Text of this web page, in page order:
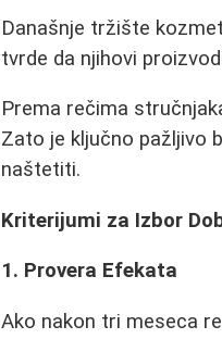
Današnje tržište
tvrde da njihovi
Prema rečima
Zato je ključno pažljivo
naštetiti.
Kriterijumi za Izbor
1. Provera Efekata
Ako nakon tri meseca